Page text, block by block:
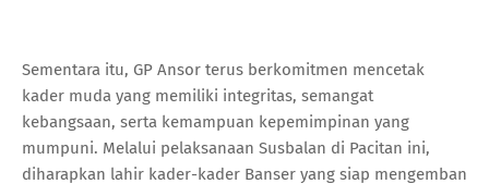
Sementara itu, GP Ansor terus berkomitmen mencetak
kader muda yang memiliki integritas, semangat
kebangsaan, serta kemampuan kepemimpinan yang
mumpuni. Melalui pelaksanaan Susbalan di Pacitan ini,
diharapkan lahir kader-kader Banser yang siap mengemban